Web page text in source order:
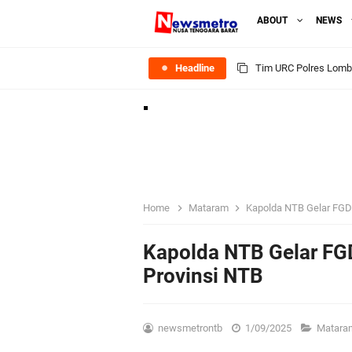
ABOUT NEWS
Headline Polsek Gunungsari
Samapta Polresta
Kapolsek
Sambut HUT RI ke-
Home Mataram Kapolda NTB Gelar
Kapolda NTB Gelar
Provinsi NTB
newsmetrontb 1/09/2025